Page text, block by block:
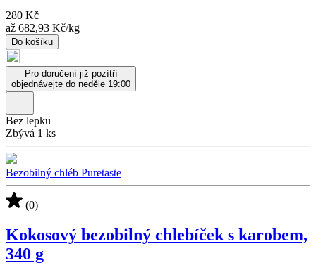
280 Kč
až 682,93 Kč/kg
Do košíku
Pro doručení již pozítří
objednávejte do neděle 19:00
Bez lepku
Zbývá 1 ks
Bezobilný chléb Puretaste
(0)
Kokosový bezobilný chlebíček s karobem,
340 g